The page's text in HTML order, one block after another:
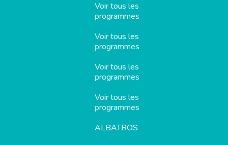
Voir tous les
programmes
Voir tous les
programmes
Voir tous les
programmes
Voir tous les
programmes
ALBATROS